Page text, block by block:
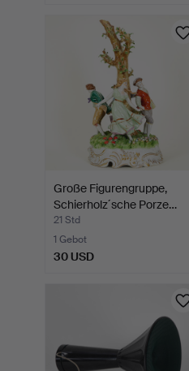
Große Figurengruppe,
Schierholz´sche Porze…
21 Std
1 Gebot
30 USD